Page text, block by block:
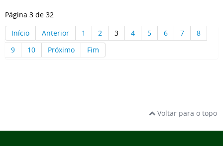
Página 3 de 32
Início
Anterior 1 2 3 4 5 6 7
8
9
10 Próximo Fim
Voltar para o topo